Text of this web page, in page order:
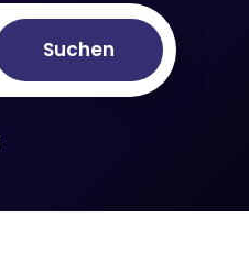
Suchen